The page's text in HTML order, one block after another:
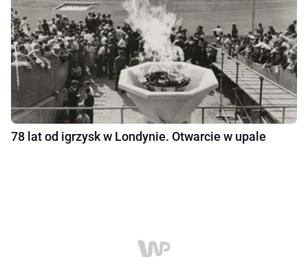
78 lat od igrzysk w Londynie. Otwarcie w upale